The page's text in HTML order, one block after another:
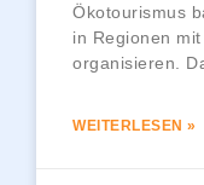
Ökotourismus
in Regionen
organisieren.
WEITERLESEN »